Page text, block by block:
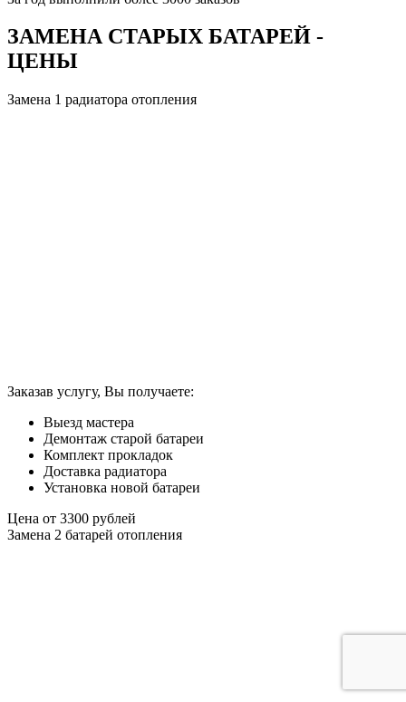
ЗАМЕНА СТАРЫХ БАТАРЕЙ -
ЦЕНЫ
Замена 1 радиатора отопления
Заказав услугу, Вы получаете:
Выезд мастера
Демонтаж старой батареи
Комплект прокладок
Доставка радиатора
Установка новой батареи
Цена от 3300 рублей
Замена 2 батарей отопления